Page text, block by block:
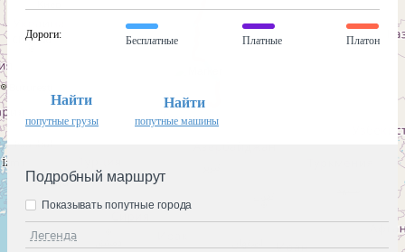
Дороги:
Бесплатные Платные Платон
Найти
попутные грузы
Найти
попутные машины
Подробный маршрут
Легенда
Показывать попутные города